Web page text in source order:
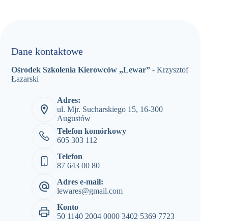
Dane kontaktowe
Ośrodek Szkolenia Kierowców „Lewar” - Krzysztof
Łazarski
Adres:
ul. Mjr. Sucharskiego 15, 16-300
Augustów
Telefon komórkowy
605 303 112
Telefon
87 643 00 80
Adres e-mail:
lewares@gmail.com
Konto
50 1140 2004 0000 3402 5369 7723